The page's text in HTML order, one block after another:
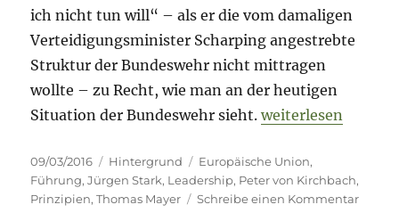
ich nicht tun will“ – als er die vom damaligen
Verteidigungsminister Scharping angestrebte
Struktur der Bundeswehr nicht mittragen
wollte – zu Recht, wie man an der heutigen
Situation der Bundeswehr sieht.„Stark stark wie
weiterlesen
Veröffentlicht
am
09/03/2016 Kategorien
Hintergrund Schlagwörter
Europäische Union,
Führung,Jürgen Stark, Leadership, Peter von Kirchbach,
Prinzipien,Thomas Mayer Schreibe einen Kommentarzu